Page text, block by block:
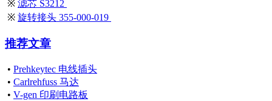
※ 滤芯 S3212
※ 旋转接头 355-000-019
推荐文章
• Prehkeytec 电线插头
• Carlrehfuss 马达
• V-gen 印刷电路板